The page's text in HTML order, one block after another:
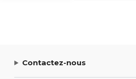
Contactez-nous